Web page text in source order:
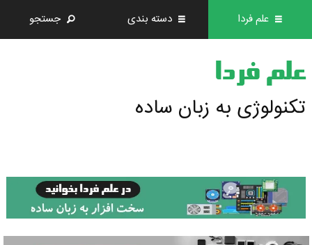
علم فردا دسته بندی جستجو
علم فردا
تکنولوژی به زبان ساده